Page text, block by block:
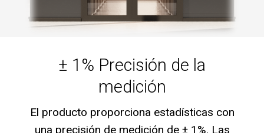
± 1% Precisión de la
medición
El producto proporciona estadísticas con
una precisión de medición de ± 1%. Las